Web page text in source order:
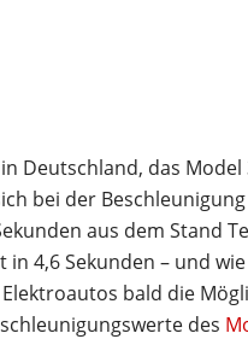
Deutschland, das
bei der
aus dem Stand
4,6 Sekunden – und
bald die
des